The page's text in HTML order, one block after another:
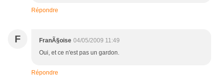
Répondre
F FranÃ§oise 04/05/2009 11:49
Oui, et ce n'est pas un gardon.
Répondre